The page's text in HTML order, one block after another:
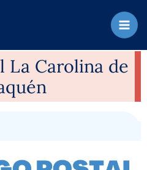
La Carolina de